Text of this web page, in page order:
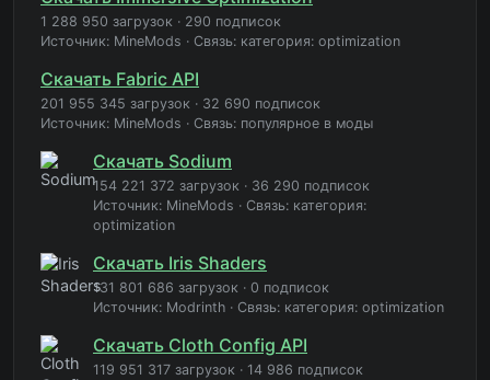
1 288 950 загрузок · 290 подписок
Источник: MineMods · Связь: категория: optimization
Скачать Fabric API
201 955 345 загрузок · 32 690 подписок
Источник: MineMods · Связь: популярное в моды
Скачать Sodium
154 221 372 загрузок · 36 290 подписок
Источник: MineMods · Связь: категория:
optimization
Скачать Iris Shaders
131 801 686 загрузок · 0 подписок
Источник: Modrinth · Связь: категория: optimization
Скачать Cloth Config API
119 951 317 загрузок · 14 986 подписок